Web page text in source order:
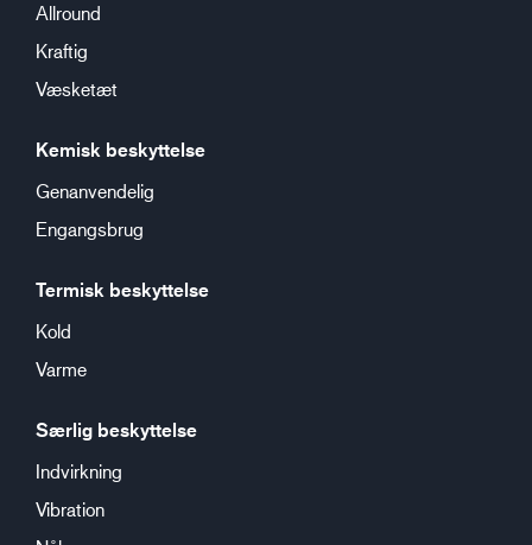
Allround
Kraftig
Væsketæt
Kemisk beskyttelse
Genanvendelig
Engangsbrug
Termisk beskyttelse
Kold
Varme
Særlig beskyttelse
Indvirkning
Vibration